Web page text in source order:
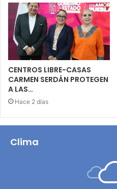
CENTROS LIBRE-CASAS
CARMEN SERDÁN PROTEGEN
A LAS…
Hace 2 días
Clima